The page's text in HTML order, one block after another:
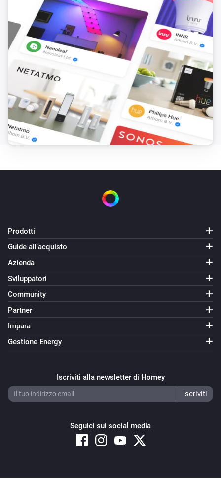
Prodotti
Guide all’acquisto
Azienda
Sviluppatori
Community
Partner
Impara
Gestione Energy
Iscriviti alla newsletter di Homey
Seguici sui social media